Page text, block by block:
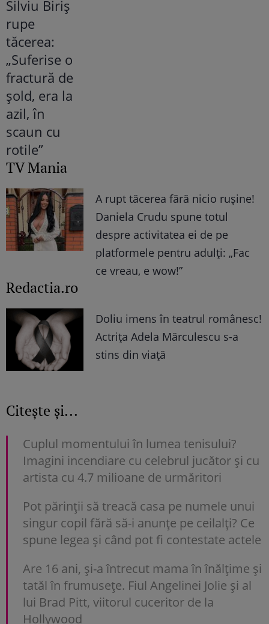
TV Mania
A rupt tăcerea fără nicio rușine!
Daniela Crudu spune totul
despre activitatea ei de pe
platformele pentru adulți: „Fac
ce vreau, e wow!”
Redactia.ro
Doliu imens în teatrul românesc!
Actrița Adela Mărculescu s-a
stins din viață
Citește și...
Cuplul momentului în lumea tenisului?
Imagini incendiare cu celebrul jucător și cu
artista cu 4.7 milioane de urmăritori
Pot părinții să treacă casa pe numele unui
singur copil fără să-i anunțe pe ceilalți? Ce
spune legea și când pot fi contestate actele
Are 16 ani, și-a întrecut mama în înălțime și
tatăl în frumusețe. Fiul Angelinei Jolie și al
lui Brad Pitt, viitorul cuceritor de la
Hollywood